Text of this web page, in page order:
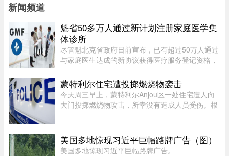
新闻频道
魁省50多万人通过新计划注册家庭医学集
体诊所
尽管魁北克省政府日前宣布，已有超过50万人通过
与家庭医生达成的新协议获得医疗服务登记资格，
而只是被纳入某个家庭医学诊所（GMF）的集体管
理体系。 ...
蒙特利尔住宅遭投掷燃烧物袭击
今天周三早上，蒙特利尔Anjou区一处住宅遭人向
大门投掷燃烧物攻击，所幸没有造成人员受伤。根
Bellefontaine、靠近avenue de ...
美国多地惊现习近平巨幅路牌广告（图）
美国多地惊现习近平巨幅路牌广告。